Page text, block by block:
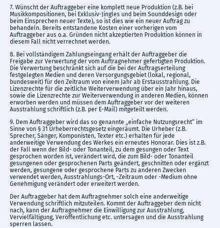
7. Wünscht der Auftraggeber eine komplett neue Produktion (z.B. bei
Musikkompositionen, bei Exklusiv-Jingles und beim Sounddesign oder
beim Einsprechen neuer Texte), so ist dies wie ein neuer Auftrag zu
behandeln. Bereits entstandene Kosten einer vorherigen vom
Auftraggeber aus o.a. Gründen nicht akzeptierten Produktion können in
diesem Fall nicht verrechnet werden.
8. Bei vollständigem Zahlungseingang erhält der Auftraggeber die
Freigabe zur Verwertung der vom Auftragnehmer gefertigten Produktion.
Die Verwertung beschränkt sich auf die bei der Auftragserteilung
festgelegten Medien und deren Versorgungsgebiet (lokal, regional,
bundesweit) für den Zeitraum von einem Jahr ab Erstausstrahlung. Die
Lizenzrechte für die zeitliche Weiterverwendung über ein Jahr hinaus,
sowie die Lizenzrechte zur Weiterverwendung in anderen Medien, können
erworben werden und müssen dem Auftraggeber vor der weiteren
Ausstrahlung schriftlich (z.B. per E-Mail) mitgeteilt werden.
9. Dem Auftraggeber wird das so genannte „einfache Nutzungsrecht“ im
Sinne von § 31 Urheberrechtsgesetz eingeräumt. Die Urheber (z.B.
Sprecher, Sänger, Komponisten, Texter etc.) erhalten für jede
anderweitige Verwendung des Werkes ein erneutes Honorar. Dies ist z.B.
der Fall wenn der Bild- oder Tonanteil, zu dem gesungen oder Text
gesprochen worden ist, verändert wird, die zum Bild- oder Tonanteil
gesungenen oder gesprochenen Parts geändert, geschnitten oder ergänzt
werden, gesungene oder gesprochene Parts zu anderen Zwecken
verwendet werden, Ausstrahlungs-Ort, -Zeitraum oder -Medium ohne
Genehmigung verändert oder erweitert werden.
Der Auftraggeber hat dem Auftragnehmer solch eine anderweitige
Verwendung schriftlich mitzuteilen. Kommt der Auftraggeber dem nicht
nach, kann der Auftragnehmer die Einwilligung zur Ausstrahlung,
Vervielfältigung, Veröffentlichung etc. untersagen und die Ausstrahlung
sperren lassen.